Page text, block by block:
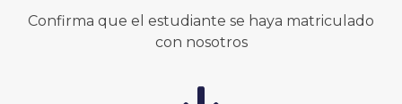
Confirma que el estudiante se haya matriculado
con nosotros